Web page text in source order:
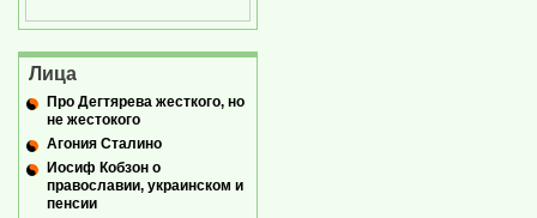
Лица
Про Дегтярева жесткого, но
не жестокого
Агония Сталино
Иосиф Кобзон о
православии, украинском и
пенсии